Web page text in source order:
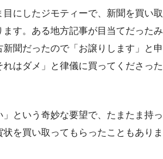
にしたジモティーで、新聞を買い取
ます。ある地方記事が目当てだったみ
聞だったので「お譲りします」と申
れはダメ」と律儀に買ってくださった
」という奇妙な要望で、たまたま持っ
を買い取ってもらったこともありま